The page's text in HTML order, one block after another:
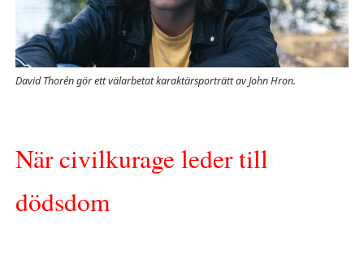
David Thorén gör ett välarbetat karaktärsporträtt av John Hron.
När civilkurage leder till
dödsdom